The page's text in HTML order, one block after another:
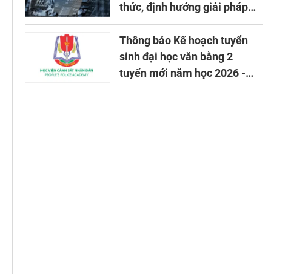
thức, định hướng giải pháp
đảm bảo an ninh quốc gia
trong tình hình hiện nay
Thông báo Kế hoạch tuyển
sinh đại học văn bằng 2
tuyển mới năm học 2026 -